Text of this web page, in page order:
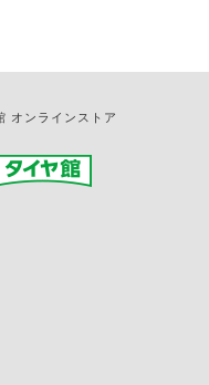
オンラインストア